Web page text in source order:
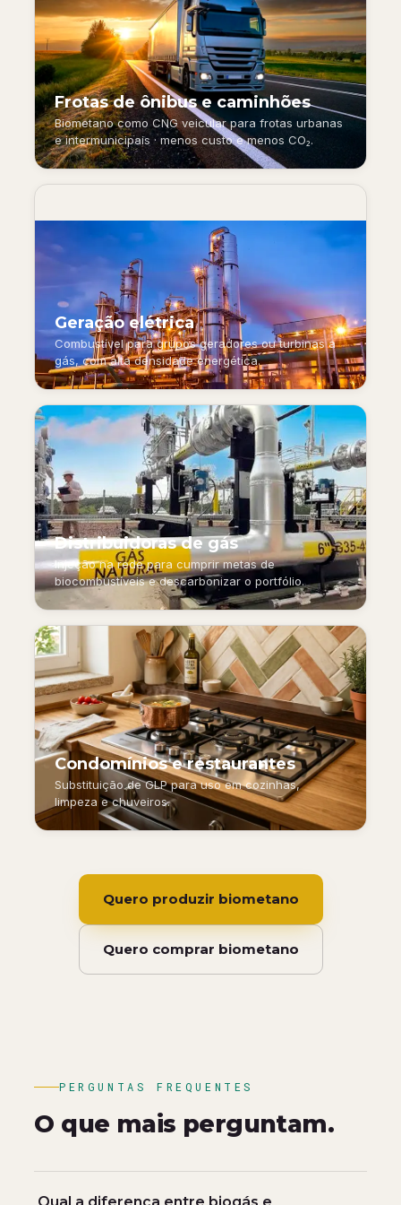
Frotas de ônibus e caminhões
Biometano como CNG veicular para frotas urbanas
e intermunicipais · menos custo e menos CO₂.
Geração elétrica
Combustível para grupos geradores ou turbinas a
gás, com alta densidade energética.
Distribuidoras de gás
Injeção na rede para cumprir metas de
biocombustíveis e descarbonizar o portfólio.
Condomínios e restaurantes
Substituição de GLP para uso em cozinhas,
limpeza e chuveiros.
Quero produzir biometano
Quero comprar biometano
PERGUNTAS FREQUENTES
O que mais perguntam.